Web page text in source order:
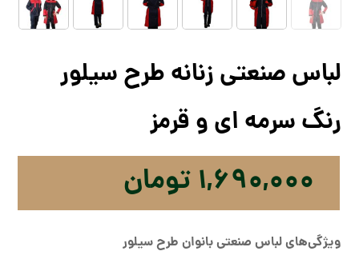
لباس صنعتی زنانه طرح سیلور
رنگ سرمه‌ ای و قرمز
۱,۶۹۰,۰۰۰ تومان
ویژگی‌های لباس صنعتی بانوان طرح سیلور